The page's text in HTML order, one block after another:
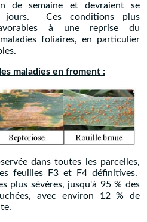
de semaine et devraient se
jours. Ces conditions plus
à une reprise du
foliaires, en particulier
maladies en froment :
dans toutes les parcelles,
feuilles F3 et F4 définitives.
plus sévères, jusqu'à 95 % des
avec environ 12 % de